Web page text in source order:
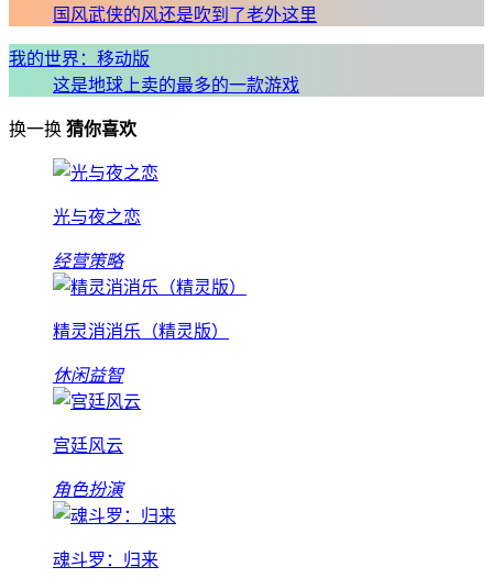
国风武侠的风还是吹到了老外这里
我的世界：移动版
这是地球上卖的最多的一款游戏
换一换 猜你喜欢
光与夜之恋
经营策略
精灵消消乐（精灵版）
休闲益智
宫廷风云
角色扮演
魂斗罗：归来